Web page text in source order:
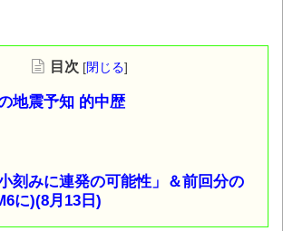
目次 [閉じる]
地震予知 的中歴
刻みに連発の可能性」＆前回分の
に)(8月13日)